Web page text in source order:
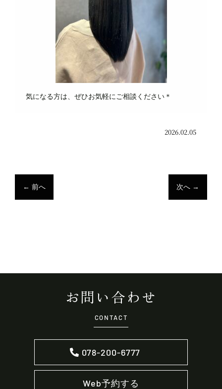
気になる方は、ぜひお気軽にご相談ください＊
2026.02.05
← 前へ 次へ →
お問い合わせ
CONTACT
078-200-6777
Web予約する